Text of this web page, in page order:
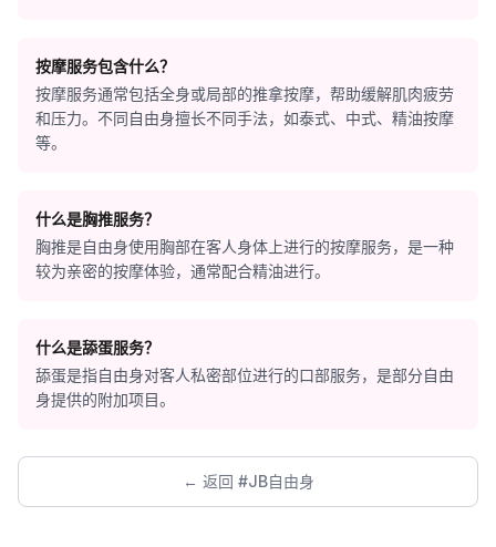
按摩服务包含什么？
按摩服务通常包括全身或局部的推拿按摩，帮助缓解肌肉疲劳
和压力。不同自由身擅长不同手法，如泰式、中式、精油按摩
等。
什么是胸推服务？
胸推是自由身使用胸部在客人身体上进行的按摩服务，是一种
较为亲密的按摩体验，通常配合精油进行。
什么是舔蛋服务？
舔蛋是指自由身对客人私密部位进行的口部服务，是部分自由
身提供的附加项目。
← 返回 #JB自由身